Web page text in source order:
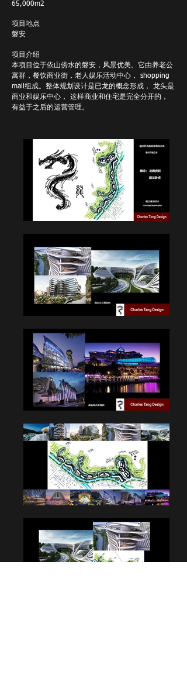
65,000m2
项目地点
磐安
项目介绍
本项目位于依山傍水的磐安，风景优美。它由养老公
寓群，餐饮商业街，老人娱乐活动中心， shopping
mall组成。整体规划设计是已龙的概念形成， 龙头是
商业和娱乐中心， 这样商业和住宅是完全分开的，
有益于之后的运营管理。